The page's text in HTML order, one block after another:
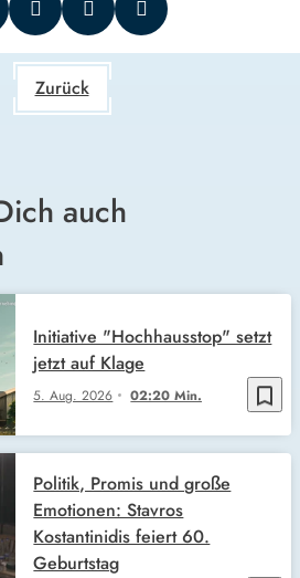
Zurück
auch
bookmark_border
5. Aug. 2026 02:20 Min.
Initiative "Hochhausstop" setzt
jetzt auf Klage
Politik, Promis und große
Emotionen: Stavros
Kostantinidis feiert 60.
Geburtstag